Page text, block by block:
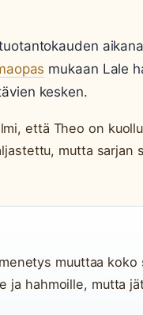
mukaan Lale
kesken.
että Theo on
mutta
muuttaa
ja hahmoille, mutta